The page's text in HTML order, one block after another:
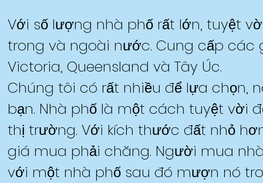
Với số lượng nhà phố rất lớn, tuyệt
trong và ngoài nước. Cung cấp các
Victoria, Queensland và Tây Úc.
Chúng tôi có rất nhiều để lựa chọn,
bạn. Nhà phố là một cách tuyệt vời
thị trường. Với kích thước đất nhỏ
giá mua phải chăng. Người mua
với một nhà phố sau đó mượn nó